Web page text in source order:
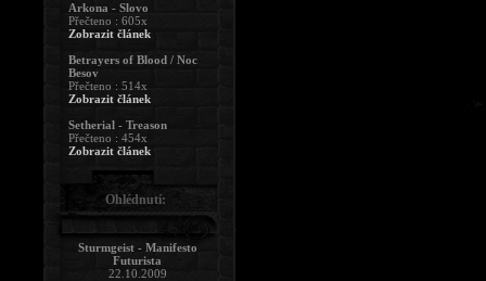
Arkona - Slovo
Přečteno : 605x
Zobrazit článek
Betrayers of Blood / Noc
Besov
Přečteno : 514x
Zobrazit článek
Setherial - Treason
Přečteno : 454x
Zobrazit článek
Ohlédnutí:
Sturmgeist - Manifesto
Futurista
22.10.2009